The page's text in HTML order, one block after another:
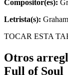
Compositor(es):
Letrista(s):
TOCAR ESTA
Otros
Full of Soul